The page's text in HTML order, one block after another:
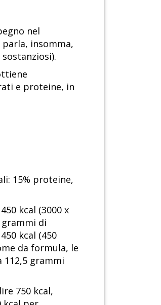
nel
insomma,
e proteine, in
15% proteine,
kcal (3000 x
di
kcal (450
da formula, le
112,5 grammi
750 kcal,